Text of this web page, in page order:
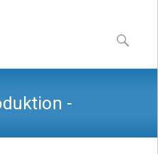
content
Suchen
nach:
-